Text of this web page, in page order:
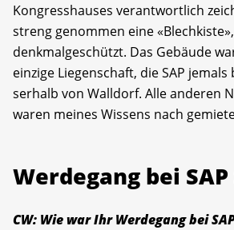
Kongresshauses verantwortlich
streng genommen eine
denkmal­geschützt. Das Gebäude
einzige Liegenschaft, die SAP
serhalb von Walldorf. Alle anderen
waren meines Wissens nach
Werdegang bei
CW: Wie war Ihr Werdegang bei